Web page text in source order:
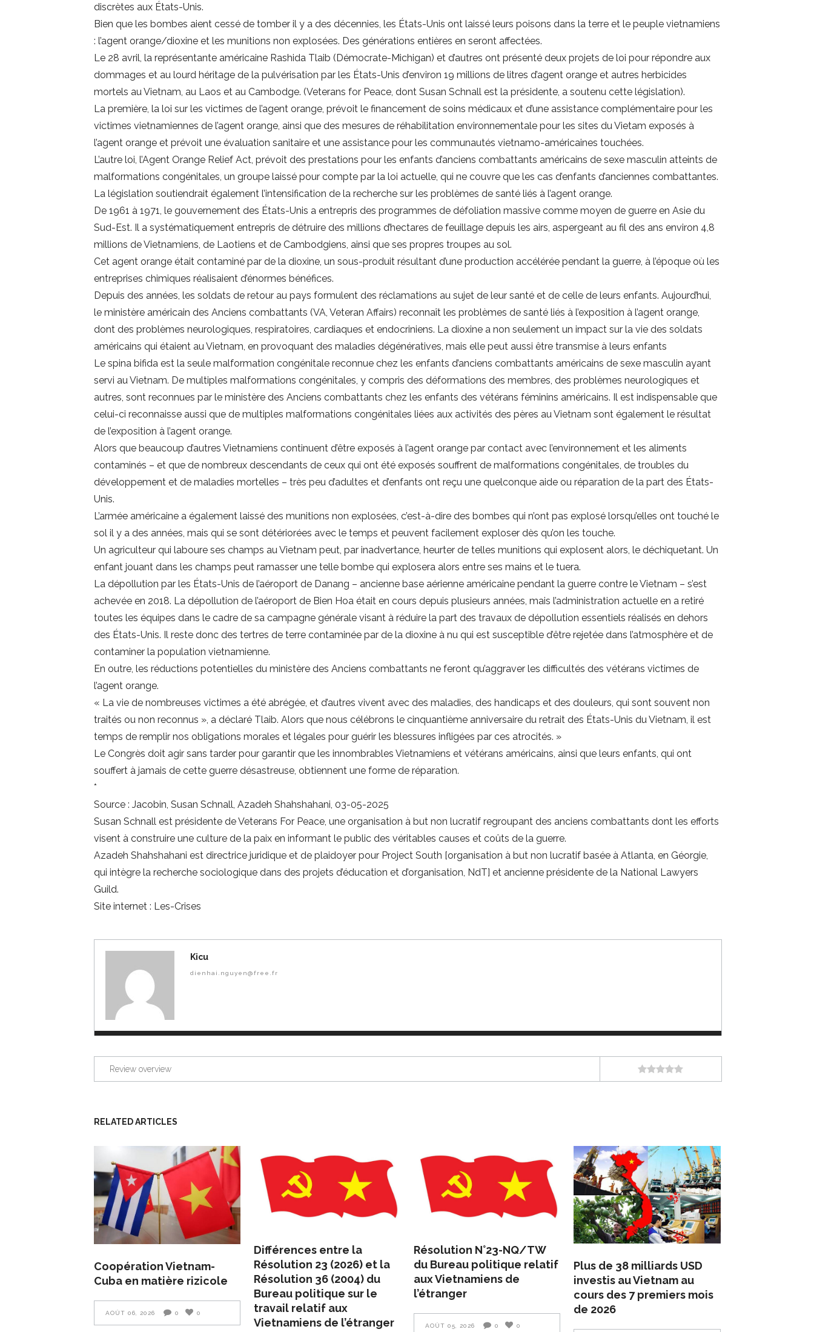
discrètes aux États-Unis.
Bien que les bombes aient cessé de tomber il y a des décennies, les États-Unis ont laissé leurs poisons dans la terre et le peuple vietnamiens
: l’agent orange/dioxine et les munitions non explosées. Des générations entières en seront affectées.
Le 28 avril, la représentante américaine Rashida Tlaib (Démocrate-Michigan) et d’autres ont présenté deux projets de loi pour répondre aux
dommages et au lourd héritage de la pulvérisation par les États-Unis d’environ 19 millions de litres d’agent orange et autres herbicides
mortels au Vietnam, au Laos et au Cambodge. (Veterans for Peace, dont Susan Schnall est la présidente, a soutenu cette législation).
La première, la loi sur les victimes de l’agent orange, prévoit le financement de soins médicaux et d’une assistance complémentaire pour les
victimes vietnamiennes de l’agent orange, ainsi que des mesures de réhabilitation environnementale pour les sites du Vietam exposés à
l’agent orange et prévoit une évaluation sanitaire et une assistance pour les communautés vietnamo-américaines touchées.
L’autre loi, l’Agent Orange Relief Act, prévoit des prestations pour les enfants d’anciens combattants américains de sexe masculin atteints de
malformations congénitales, un groupe laissé pour compte par la loi actuelle, qui ne couvre que les cas d’enfants d’anciennes combattantes.
La législation soutiendrait également l’intensification de la recherche sur les problèmes de santé liés à l’agent orange.
De 1961 à 1971, le gouvernement des États-Unis a entrepris des programmes de défoliation massive comme moyen de guerre en Asie du
Sud-Est. Il a systématiquement entrepris de détruire des millions d’hectares de feuillage depuis les airs, aspergeant au fil des ans environ 4,8
millions de Vietnamiens, de Laotiens et de Cambodgiens, ainsi que ses propres troupes au sol.
Cet agent orange était contaminé par de la dioxine, un sous-produit résultant d’une production accélérée pendant la guerre, à l’époque où les
entreprises chimiques réalisaient d’énormes bénéfices.
Depuis des années, les soldats de retour au pays formulent des réclamations au sujet de leur santé et de celle de leurs enfants. Aujourd’hui,
le ministère américain des Anciens combattants (VA, Veteran Affairs) reconnaît les problèmes de santé liés à l’exposition à l’agent orange,
dont des problèmes neurologiques, respiratoires, cardiaques et endocriniens. La dioxine a non seulement un impact sur la vie des soldats
américains qui étaient au Vietnam, en provoquant des maladies dégénératives, mais elle peut aussi être transmise à leurs enfants
Le spina bifida est la seule malformation congénitale reconnue chez les enfants d’anciens combattants américains de sexe masculin ayant
servi au Vietnam. De multiples malformations congénitales, y compris des déformations des membres, des problèmes neurologiques et
autres, sont reconnues par le ministère des Anciens combattants chez les enfants des vétérans féminins américains. Il est indispensable que
celui-ci reconnaisse aussi que de multiples malformations congénitales liées aux activités des pères au Vietnam sont également le résultat
de l’exposition à l’agent orange.
Alors que beaucoup d’autres Vietnamiens continuent d’être exposés à l’agent orange par contact avec l’environnement et les aliments
contaminés – et que de nombreux descendants de ceux qui ont été exposés souffrent de malformations congénitales, de troubles du
développement et de maladies mortelles – très peu d’adultes et d’enfants ont reçu une quelconque aide ou réparation de la part des États-
Unis.
L’armée américaine a également laissé des munitions non explosées, c’est-à-dire des bombes qui n’ont pas explosé lorsqu’elles ont touché le
sol il y a des années, mais qui se sont détériorées avec le temps et peuvent facilement exploser dès qu’on les touche.
Un agriculteur qui laboure ses champs au Vietnam peut, par inadvertance, heurter de telles munitions qui explosent alors, le déchiquetant. Un
enfant jouant dans les champs peut ramasser une telle bombe qui explosera alors entre ses mains et le tuera.
La dépollution par les États-Unis de l’aéroport de Danang – ancienne base aérienne américaine pendant la guerre contre le Vietnam – s’est
achevée en 2018. La dépollution de l’aéroport de Bien Hoa était en cours depuis plusieurs années, mais l’administration actuelle en a retiré
toutes les équipes dans le cadre de sa campagne générale visant à réduire la part des travaux de dépollution essentiels réalisés en dehors
des États-Unis. Il reste donc des tertres de terre contaminée par de la dioxine à nu qui est susceptible d’être rejetée dans l’atmosphère et de
contaminer la population vietnamienne.
En outre, les réductions potentielles du ministère des Anciens combattants ne feront qu’aggraver les difficultés des vétérans victimes de
l’agent orange.
« La vie de nombreuses victimes a été abrégée, et d’autres vivent avec des maladies, des handicaps et des douleurs, qui sont souvent non
traités ou non reconnus », a déclaré Tlaib. Alors que nous célébrons le cinquantième anniversaire du retrait des États-Unis du Vietnam, il est
temps de remplir nos obligations morales et légales pour guérir les blessures infligées par ces atrocités. »
Le Congrès doit agir sans tarder pour garantir que les innombrables Vietnamiens et vétérans américains, ainsi que leurs enfants, qui ont
souffert à jamais de cette guerre désastreuse, obtiennent une forme de réparation.
*
Source : Jacobin, Susan Schnall, Azadeh Shahshahani, 03-05-2025
Susan Schnall est présidente de Veterans For Peace, une organisation à but non lucratif regroupant des anciens combattants dont les efforts
visent à construire une culture de la paix en informant le public des véritables causes et coûts de la guerre.
Azadeh Shahshahani est directrice juridique et de plaidoyer pour Project South [organisation à but non lucratif basée à Atlanta, en Géorgie,
qui intègre la recherche sociologique dans des projets d’éducation et d’organisation, NdT] et ancienne présidente de la National Lawyers
Guild.
Site internet : Les-Crises
Kicu
dienhai.nguyen@free.fr
Review overview
RELATED ARTICLES
Coopération Vietnam-
Cuba en matière rizicole
AOÛT 06, 2026 0 0
Différences entre la
Résolution 23 (2026) et la
Résolution 36 (2004) du
Bureau politique sur le
travail relatif aux
Vietnamiens de l’étranger
Résolution N°23-NQ/TW
du Bureau politique relatif
aux Vietnamiens de
l’étranger
AOÛT 05, 2026 0 0
Plus de 38 milliards USD
investis au Vietnam au
cours des 7 premiers mois
de 2026